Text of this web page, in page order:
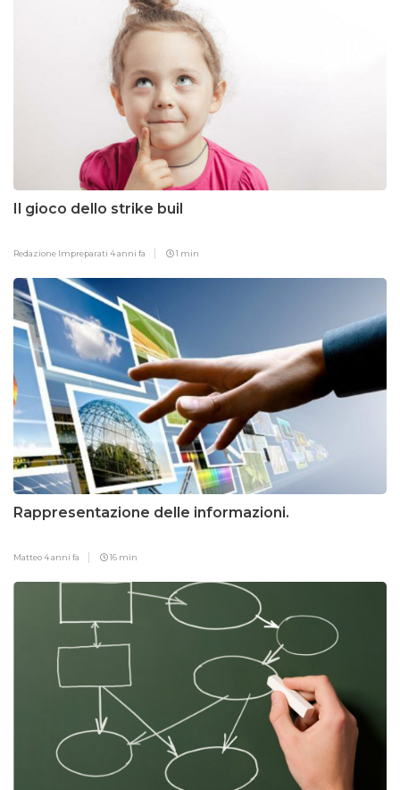
Il gioco dello strike buil
Redazione Impreparati 4 anni fa 1 min
Rappresentazione delle informazioni.
Matteo4 anni fa 16 min